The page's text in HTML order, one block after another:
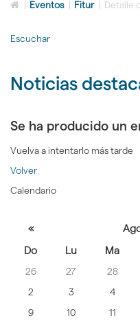
Icono
para
la
inicio
| Eventos | Fitur | Detalle
Escuchar
Noticias
Se ha producido un
Vuelva a intentarlo más tarde
Volver
Calendario
Seleccione
para
consultar
las noticias
«
Do
Lu Ma
26 27 28
2
3 4
9
10 11